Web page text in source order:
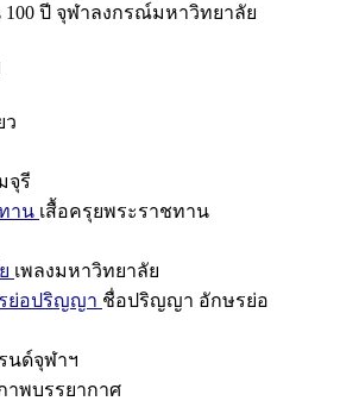
ปี จุฬาลงกรณ์มหาวิทยาลัย
ว
จุรี
าน เสื้อครุยพระราชทาน
เพลงมหาวิทยาลัย
ย่อปริญญา ชื่อปริญญา อักษรย่อ
นด์จุฬาฯ
าพบรรยากาศ